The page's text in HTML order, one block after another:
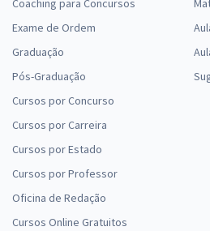
Analista Judiciário - Área: Apoio
Contabilidade - Professores:
ou R$ 189,90 à
Técnico de Praças (QATP) -
Francisco Feliphe Araújo
Coaching para Concursos
Exame de Ordem
Graduação
Pós-Graduação
Cursos por Concurso
Cursos por Carreira
Cursos por Estado
Cursos por Professor
Oficina de Redação
Cursos Online Gratuitos